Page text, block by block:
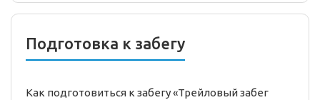
Подготовка к забегу
Как подготовиться к забегу «Трейловый забег